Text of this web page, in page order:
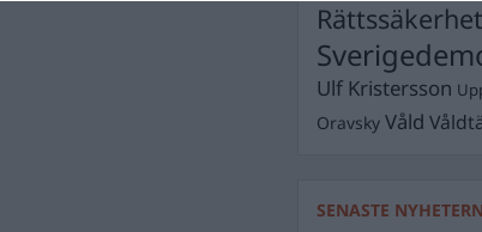
Rättssäkerhet
Ulf Kristersson
Oravsky Våld
SENASTE